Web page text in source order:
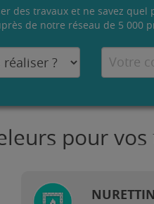
des travaux et ne savez
de notre réseau de 5 000
pour